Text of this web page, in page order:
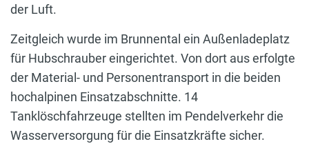
der Luft.
Zeitgleich wurde im Brunnental ein Außenladeplatz
für Hubschrauber eingerichtet. Von dort aus erfolgte
der Material- und Personentransport in die beiden
hochalpinen Einsatzabschnitte. 14
Tanklöschfahrzeuge stellten im Pendelverkehr die
Wasserversorgung für die Einsatzkräfte sicher.